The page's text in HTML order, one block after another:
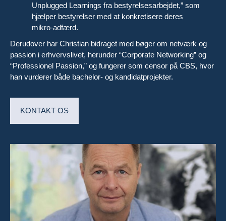
Unplugged Learnings fra bestyrelsesarbejdet,” som
hjælper bestyrelser med at konkretisere deres
mikro-adfærd.
Derudover har Christian bidraget med bøger om netværk og
passion i erhvervslivet, herunder “Corporate Networking” og
“Professionel Passion,” og fungerer som censor på CBS, hvor
han vurderer både bachelor- og kandidatprojekter.
KONTAKT OS